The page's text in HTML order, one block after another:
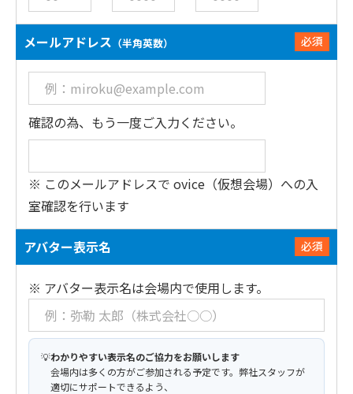
必須
メールアドレス （半角英数）
確認の為、もう一度ご入力ください。
※ このメールアドレスで ovice（仮想会場）への入
室確認を行います
必須
アバター表示名
※ アバター表示名は会場内で使用します。
💡わかりやすい表示名のご協力をお願いします
会場内は多くの方がご参加される予定です。弊社スタッフが
適切にサポートできるよう、